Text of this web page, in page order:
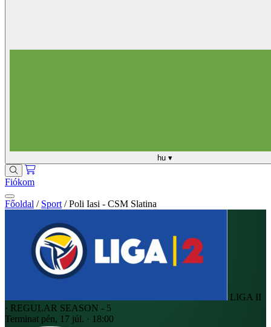
hu ▾
Fiókom
Főoldal / Sport / Poli Iasi - CSM Slatina
LIGA II
· REGULAR SEASON - 5
Terminat pén, 17 júl. · 18:00